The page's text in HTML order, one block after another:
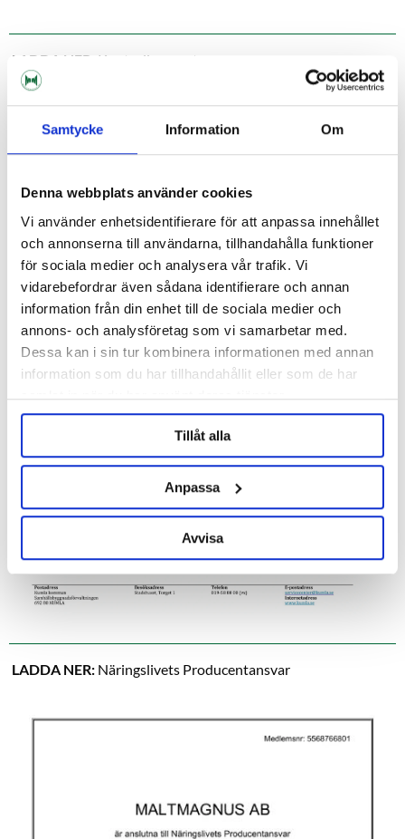
Samtycke Information Om
Denna webbplats använder cookies
Vi använder enhetsidentifierare för att anpassa innehållet
och annonserna till användarna, tillhandahålla funktioner
för sociala medier och analysera vår trafik. Vi
vidarebefordrar även sådana identifierare och annan
information från din enhet till de sociala medier och
annons- och analysföretag som vi samarbetar med.
Dessa kan i sin tur kombinera informationen med annan
information som du har tillhandahållit eller som de har
samlat in när du har använt deras tjänster.
Tillåt alla
Anpassa
Avvisa
LADDA NER: Kontrollrapport
LADDA NER: Näringslivets Producentansvar